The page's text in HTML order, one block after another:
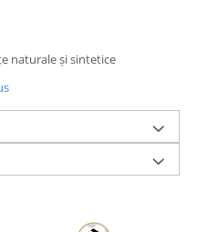
naturale și sintetice